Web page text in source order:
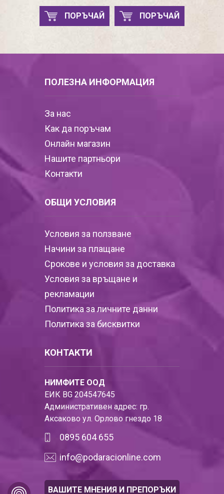
ПОРЪЧАЙ ПОРЪЧАЙ
ПОЛЕЗНА ИНФОРМАЦИЯ
За нас
Как да поръчам
Онлайн магазин
Нашите партньори
Контакти
ОБЩИ УСЛОВИЯ
Условия за ползване
Начини за плащане
Срокове и условия за доставка
Условия за връщане и
рекламации
Политика за личните данни
Политика за бисквитки
КОНТАКТИ
НИМФИТЕ ООД
ЕИК BG 204547645
Административен адрес: гр.
Аксаково ул. Орлово гнездо 18
0895 604 655
info@podaracionline.com
ВАШИТЕ МНЕНИЯ И ПРЕПОРЪКИ